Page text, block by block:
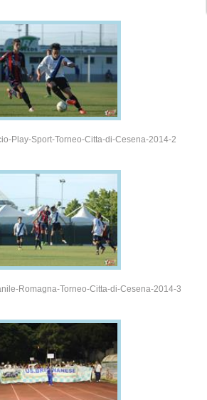
Play-Sport-Torneo-Citta-di-Cesena-2014-2
Romagna-Torneo-Citta-di-Cesena-2014-3